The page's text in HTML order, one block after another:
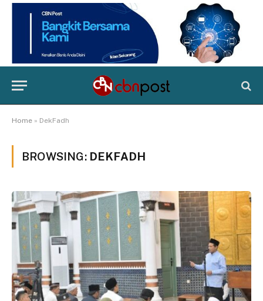
Home » DekFadh
BROWSING: DEKFADH